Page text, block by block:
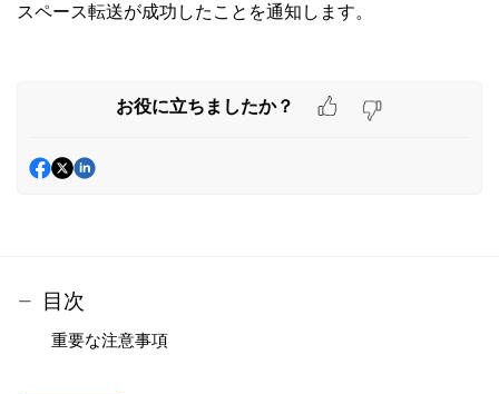
スペース転送が成功したことを通知します。
お役に立ちましたか？
目次
重要な注意事項